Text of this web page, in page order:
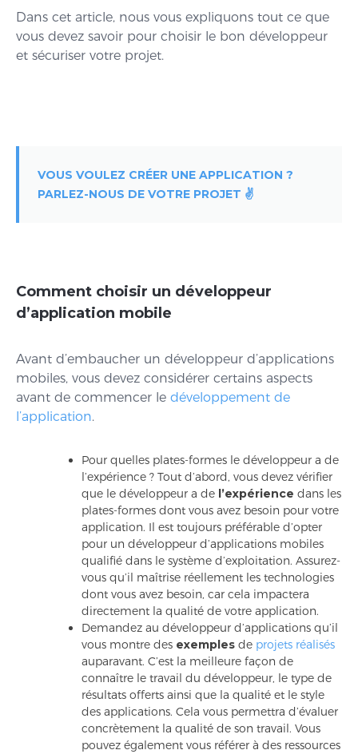
Dans cet article, nous vous expliquons tout ce que
vous devez savoir pour choisir le bon développeur
et sécuriser votre projet.
VOUS VOULEZ CRÉER UNE APPLICATION ?
PARLEZ-NOUS DE VOTRE PROJET ✌️
Comment choisir un développeur
d’application mobile
Avant d’embaucher un développeur d’applications
mobiles, vous devez considérer certains aspects
avant de commencer le développement de
l’application.
Pour quelles plates-formes le développeur a de
l’expérience ? Tout d’abord, vous devez vérifier
que le développeur a de l’expérience dans les
plates-formes dont vous avez besoin pour votre
application. Il est toujours préférable d’opter
pour un développeur d’applications mobiles
qualifié dans le système d’exploitation. Assurez-
vous qu’il maîtrise réellement les technologies
dont vous avez besoin, car cela impactera
directement la qualité de votre application.
Demandez au développeur d’applications qu’il
vous montre des exemples de projets réalisés
auparavant. C’est la meilleure façon de
connaître le travail du développeur, le type de
résultats offerts ainsi que la qualité et le style
des applications. Cela vous permettra d’évaluer
concrètement la qualité de son travail. Vous
pouvez également vous référer à des ressources